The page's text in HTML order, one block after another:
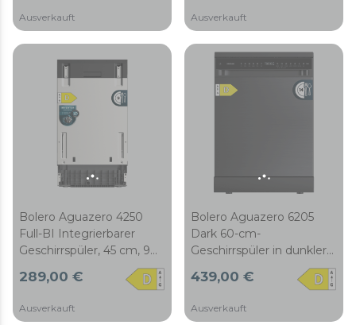
7 Programme,
SlidePrecision Pro 90,
Touch-Panel, WLAN-
Konnektivität, Smart
Wash, Auto-Open-
Trocknung O2Dry und
Super Dry, FloorView
Light, Save+, Half Load,
AutoClean, Dual Zone
Wash, Startzeitvorwahl,
und obere
Besteckschublade.
Ausverkauft
Panel, FloorView Light,
Super Dry, Half Load,
Save+, AutoClean,
Startzeitvorwahl und
obere Besteckschublade.
Ausverkauft
Bolero Aguazero 4250
Full-BI Integrierbarer
Geschirrspüler, 45 cm, 9
Maßgedecke, Klasse D,
Inverter-Plus-Duo-Motor,
Startzeitvorwahl,
289,00 €
Ausverkauft
Bolero Aguazero 6205
Dark 60-cm-
Geschirrspüler in dunkler
Maßgedecke, Klasse D,
Touch-Panel, 6
439,00 €
Ausverkauft